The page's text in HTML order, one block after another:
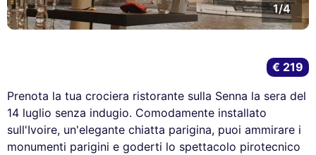
1/4
Prenota la tua crociera ristorante sulla Senna la sera del
14 luglio senza indugio. Comodamente installato
sull'Ivoire, un'elegante chiatta parigina, puoi ammirare i
monumenti parigini e goderti lo spettacolo pirotecnico
€ 219